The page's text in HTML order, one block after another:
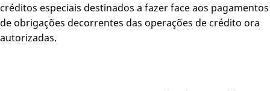
créditos especiais destinados a fazer face aos pagamentos
de obrigações decorrentes das operações de crédito ora
autorizadas.